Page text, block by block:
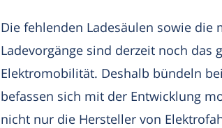
Die fehlenden Ladesäulen sowie
Ladevorgänge sind derzeit noch
Elektromobilität. Deshalb bündeln
befassen sich mit der Entwicklung
nicht nur die Hersteller von